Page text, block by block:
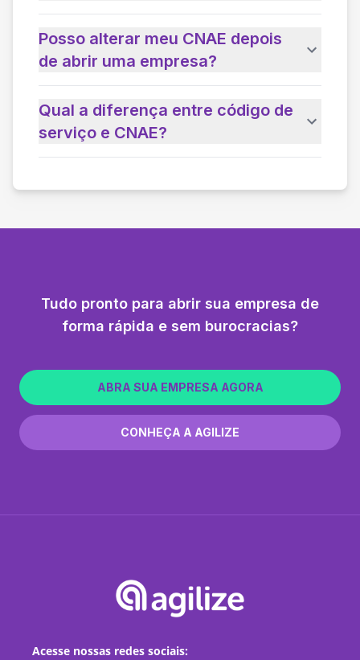
Posso alterar meu CNAE depois
de abrir uma empresa?
Qual a diferença entre código de
serviço e CNAE?
Tudo pronto para abrir sua empresa de
forma rápida e sem burocracias?
ABRA SUA EMPRESA AGORA
CONHEÇA A AGILIZE
Acesse nossas redes sociais: